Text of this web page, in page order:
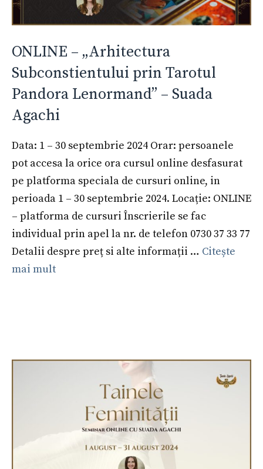
ONLINE – „Arhitectura
Subconstientului prin Tarotul
Pandora Lenormand” – Suada
Agachi
Data: 1 – 30 septembrie 2024 Orar: persoanele
pot accesa la orice ora cursul online desfasurat
pe platforma speciala de cursuri online, in
perioada 1 – 30 septembrie 2024. Locație: ONLINE
– platforma de cursuri Înscrierile se fac
individual prin apel la nr. de telefon 0730 37 33 77
Detalii despre preț si alte informații … Citește
mai mult